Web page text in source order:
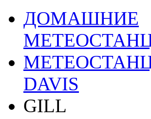
ДОМАШНИЕ
DAVIS
GILL